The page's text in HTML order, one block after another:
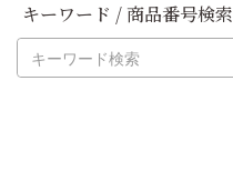
キーワード / 商品番号検索